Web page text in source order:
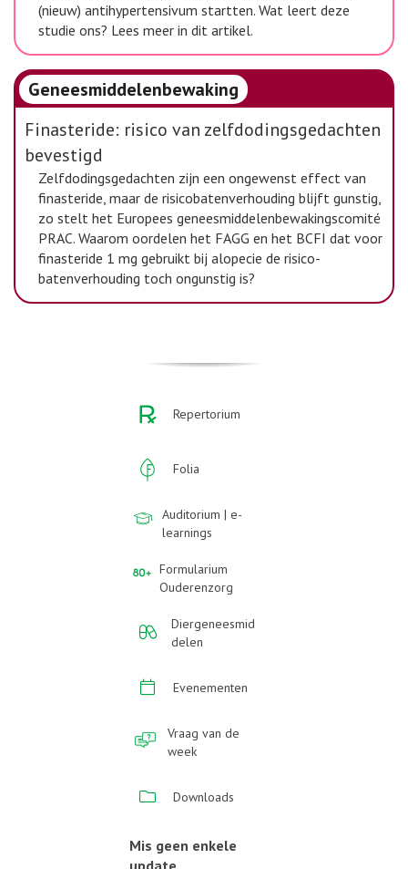
(nieuw) antihypertensivum startten. Wat leert deze
studie ons? Lees meer in dit artikel.
Geneesmiddelenbewaking
Finasteride: risico van zelfdodingsgedachten
bevestigd
Zelfdodingsgedachten zijn een ongewenst effect van
finasteride, maar de risicobatenverhouding blijft gunstig,
zo stelt het Europees geneesmiddelenbewakingscomité
PRAC. Waarom oordelen het FAGG en het BCFI dat voor
finasteride 1 mg gebruikt bij alopecie de risico-
batenverhouding toch ongunstig is?
Repertorium
Folia
Auditorium | e-
learnings
Formularium
Ouderenzorg
Diergeneesmid
delen
Evenementen
Vraag van de
week
Downloads
Mis geen enkele
update